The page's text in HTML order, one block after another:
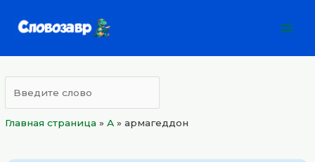
Главная страница »А »армагеддон